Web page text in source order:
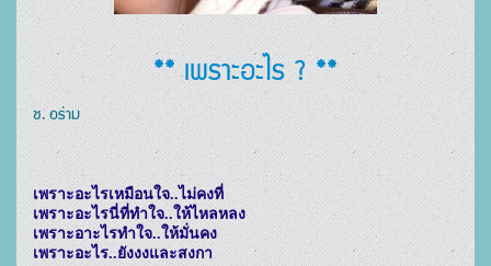
** เพราะอะไร ? **
ช. อร่าม
เพราะอะไรเหมือนใจ..ไม่คงที่
เพราะอะไรนี่ที่ทำใจ..ให้ไหลหลง
เพราะอาะไรทำใจ..ให้มั่นคง
เพราะอะไร..ยังงงและสงกา